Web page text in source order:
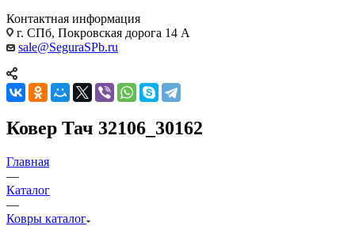
Контактная информация
г. СПб, Покровская дорога 14 А
sale@SeguraSPb.ru
Ковер Тач 32106_30162
Главная
—
Каталог
—
Ковры каталог